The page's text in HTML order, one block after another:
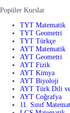
Popüler Kurslar
TYT Matematik
TYT Geometri
TYT Türkçe
AYT Matematik
AYT Geometri
AYT Fizik
AYT Kimya
AYT Biyoloji
AYT Türk Dili ve
AYT Coğrafya
11. Sınıf